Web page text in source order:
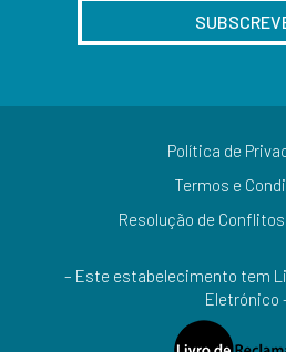
Política de
Termos e
Resolução de
– Este estabelecimento tem
Eletrónico